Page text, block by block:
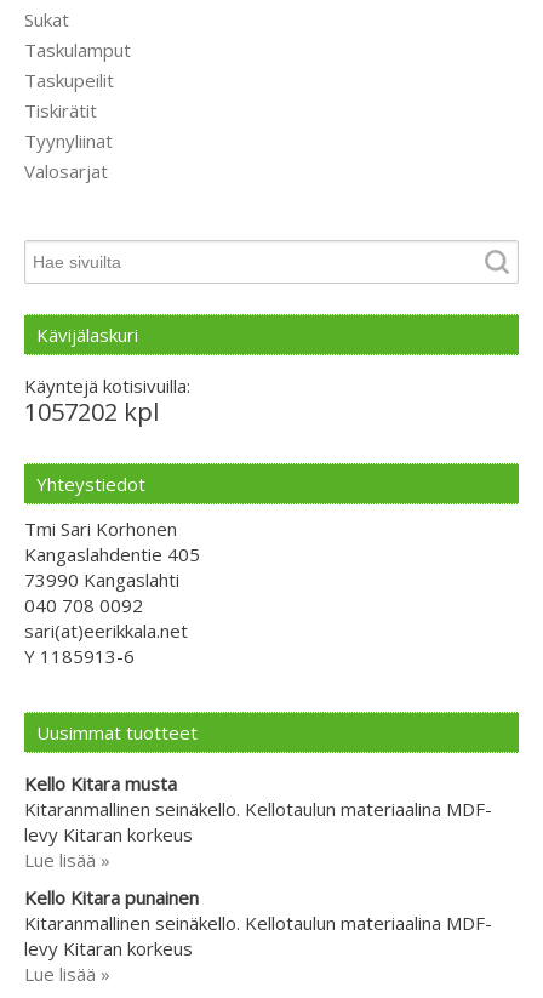
Sukat
Taskulamput
Taskupeilit
Tiskirätit
Tyynyliinat
Valosarjat
Kävijälaskuri
Käyntejä kotisivuilla:
1057202 kpl
Yhteystiedot
Tmi Sari Korhonen
Kangaslahdentie 405
73990 Kangaslahti
040 708 0092
sari(at)eerikkala.net
Y 1185913-6
Uusimmat tuotteet
Kello Kitara musta
Kitaranmallinen seinäkello. Kellotaulun materiaalina MDF-
levy Kitaran korkeus
Lue lisää »
Kello Kitara punainen
Kitaranmallinen seinäkello. Kellotaulun materiaalina MDF-
levy Kitaran korkeus
Lue lisää »